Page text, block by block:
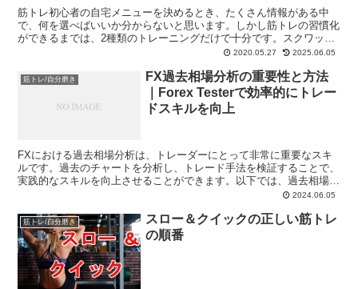
筋トレ初心者の自宅メニューを決めるとき、たくさん情報がある中
で、何を選べばいいか分からないと思います。しかし筋トレの習慣化
ができるまでは、2種類のトレーニングだけで十分です。スクワット
と腕立て伏せの注意点やポイントをまとめています。
2020.05.27 2025.06.05
筋トレ/自分磨き
FX過去相場分析の重要性と方法
｜Forex Testerで効率的にトレー
ドスキルを向上
FXにおける過去相場分析は、トレーダーにとって非常に重要なスキ
ルです。過去のチャートを分析し、トレード手法を検証することで、
実践的なスキルを向上させることができます。以下では、過去相場分
析の重要性とやり方、おすすめの検証ソフトについて詳しく...2024.06.05
筋トレ/自分磨き
スロー＆クイックの正しい筋トレ
の順番